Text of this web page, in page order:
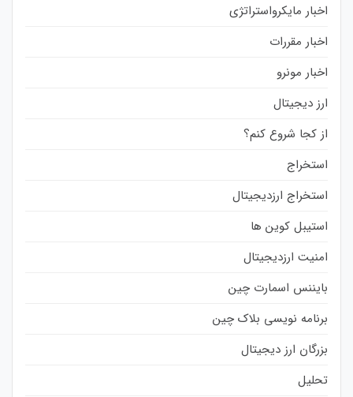
اخبار مایکرواستراتژی
اخبار مقررات
اخبار مونرو
ارز دیجیتال
از کجا شروع کنم؟
استخراج
استخراج ارزدیجیتال
استیبل کوین ها
امنیت ارزدیجیتال
بایننس اسمارت چین
برنامه نویسی بلاک چین
بزرگان ارز دیجیتال
تحلیل